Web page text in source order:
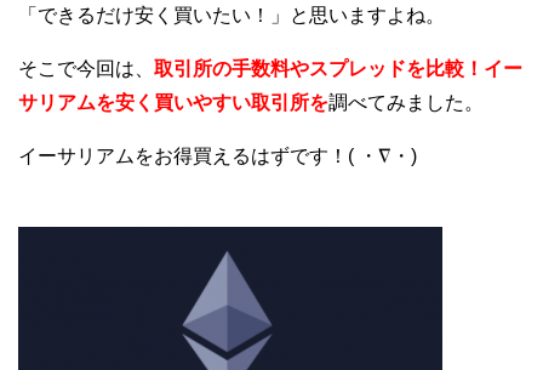
「できるだけ安く買いたい！」と思いますよね。
そこで今回は、 取引所の手数料やスプレッドを比較！イー
サリアムを安く買いやすい取引所を調べてみました。
イーサリアムをお得買えるはずです！( ・∇・)